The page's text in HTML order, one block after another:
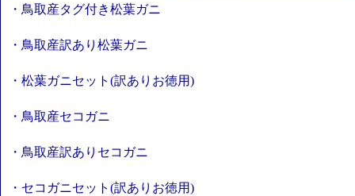
・鳥取産タグ付き松葉ガニ
・鳥取産訳あり松葉ガニ
・松葉ガニセット(訳ありお徳用)
・鳥取産セコガニ
・鳥取産訳ありセコガニ
・セコガニセット(訳ありお徳用)